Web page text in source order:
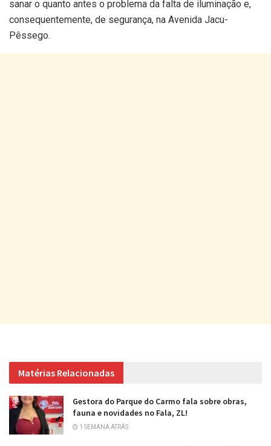
sanar o quanto antes o problema da falta de iluminação e,
consequentemente, de segurança, na Avenida Jacu-
Pêssego.
Matérias Relacionadas
Gestora do Parque do Carmo fala sobre obras,
fauna e novidades no Fala, ZL!
1 SEMANA ATRÁS